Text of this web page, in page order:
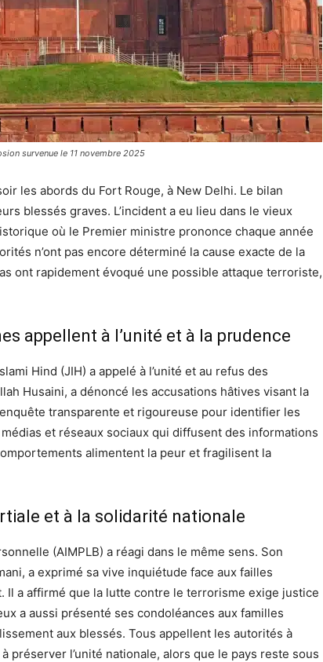
survenue le 11 novembre 2025
les abords du Fort Rouge, à New Delhi. Le bilan
blessés graves. L’incident a eu lieu dans le vieux
où le Premier ministre prononce chaque année
n’ont pas encore déterminé la cause exacte de la
ont rapidement évoqué une possible attaque terroriste,
appellent à l’unité et à la prudence
Hind (JIH) a appelé à l’unité et au refus des
Husaini, a dénoncé les accusations hâtives visant la
transparente et rigoureuse pour identifier les
et réseaux sociaux qui diffusent des informations
alimentent la peur et fragilisent la
et à la solidarité nationale
(AIMPLB) a réagi dans le même sens. Son
a exprimé sa vive inquiétude face aux failles
Il a affirmé que la lutte contre le terrorisme exige justice
a aussi présenté ses condoléances aux familles
aux blessés. Tous appellent les autorités à
préserver l’unité nationale, alors que le pays reste sous